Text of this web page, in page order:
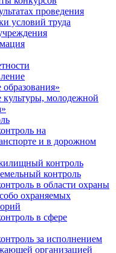
проведения
условий труда
молодежной
на
и в дорожном
контроль
контроль
в области охраны
охраняемых
в сфере
за исполнением
организацией